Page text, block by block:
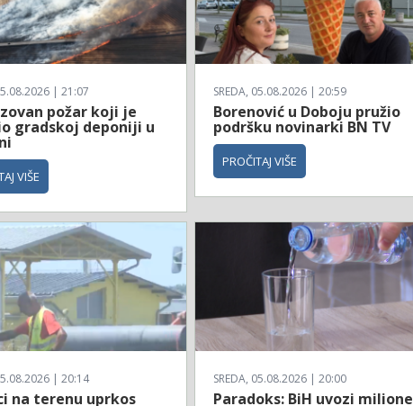
| 21:07
požar koji je
gradskoj deponiji u
VIŠE
SREDA, 05.08.2026 | 20:59
Borenović u Doboju pružio
podršku novinarki BN TV
PROČITAJ VIŠE
| 20:14
na terenu uprkos
SREDA, 05.08.2026 | 20:00
Paradoks: BiH uvozi milione